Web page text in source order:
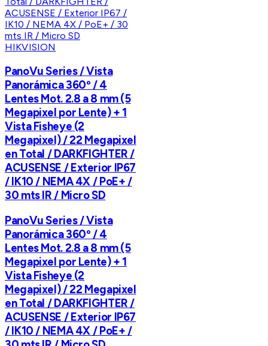
HIKVISION
PanoVu Series / Vista
Panorámica 360º / 4
Lentes Mot. 2.8 a 8 mm (5
Megapixel por Lente) + 1
Vista Fisheye (2
Megapixel) / 22 Megapixel
en Total / DARKFIGHTER /
ACUSENSE / Exterior IP67
/ IK10 / NEMA 4X / PoE+ /
30 mts IR / Micro SD
PanoVu Series / Vista
Panorámica 360º / 4
Lentes Mot. 2.8 a 8 mm (5
Megapixel por Lente) + 1
Vista Fisheye (2
Megapixel) / 22 Megapixel
en Total / DARKFIGHTER /
ACUSENSE / Exterior IP67
/ IK10 / NEMA 4X / PoE+ /